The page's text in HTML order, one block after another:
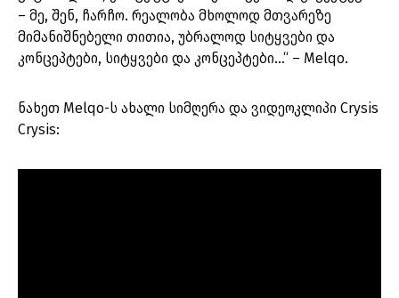
– მე, შენ, ჩარჩო. რეალობა მხოლოდ მთვარეზე
მიმანიშნებელი თითია, უბრალოდ სიტყვები და
კონცეპტები, სიტყვები და კონცეპტები…“ – Melqo.
ნახეთ Melqo-ს ახალი სიმღერა და ვიდეოკლიპი Crysis
Crysis: